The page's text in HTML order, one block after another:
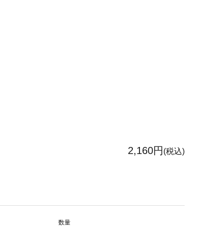
2,160円 (税込)
数量